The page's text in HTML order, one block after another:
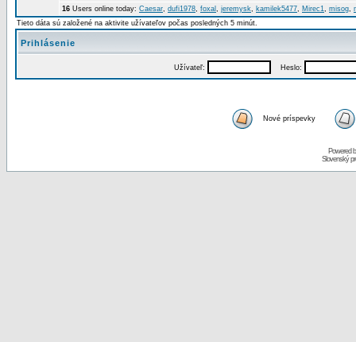
16 Users online today: Caesar, dufi1978, foxal , jeremysk, kamilek5477, Mirec1, misog,
Tieto dáta sú založené na aktivite užívateľov počas posledných 5 minút.
Prihlásenie
Užívateľ: Heslo:
Nové príspevky
Powered
Slovenský